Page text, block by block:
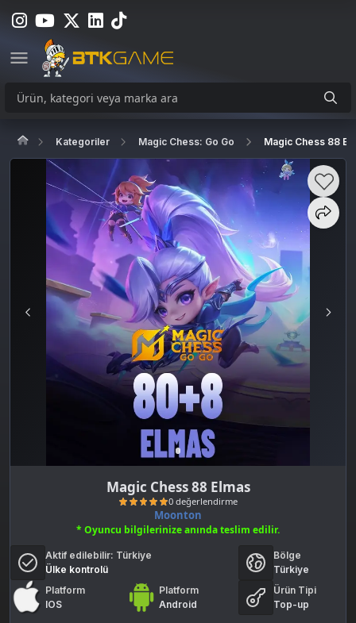
Kategoriler Magic Chess: Go Go Magic Chess 88
Magic Chess 88 Elmas
Moonton
* Oyuncu bilgilerinize anında teslim edilir.
Aktif edilebilir: Türkiye
Ülke kontrolü
Bölge
Türkiye
Platform
IOS
Platform
Android
Ürün Tipi
Top-up